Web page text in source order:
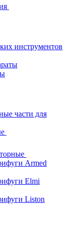
инструментов
части для
Armed
Elmi
Liston